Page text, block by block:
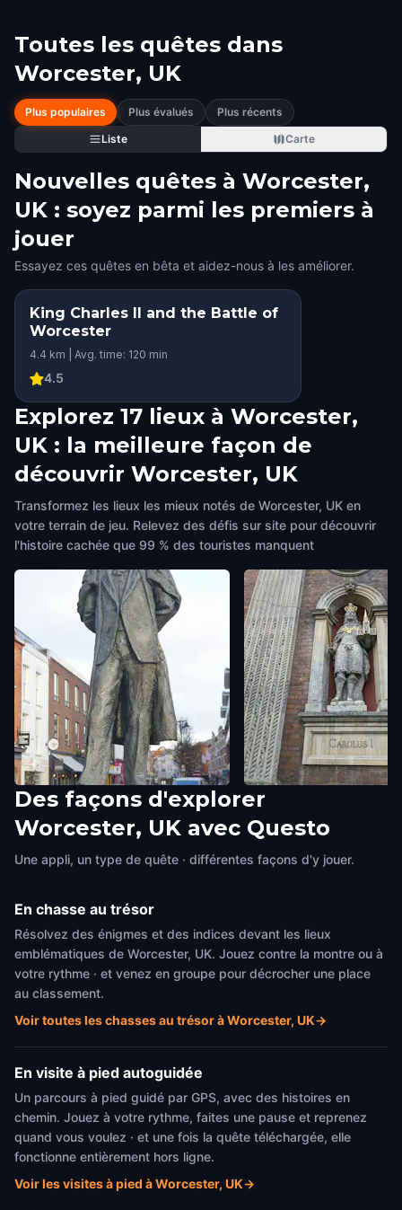
Toutes les quêtes dans
Worcester, UK
Plus populaires Plus évalués
Plus récents
Liste
Carte
Nouvelles quêtes à Worcester,
UK : soyez parmi les premiers à
jouer
Essayez ces quêtes en bêta et aidez-nous à les améliorer.
King Charles II and the Battle of
Worcester
4.4 km | Avg. time: 120 min
4.5
Explorez 17 lieux à Worcester,
UK : la meilleure façon de
découvrir Worcester, UK
Transformez les lieux les mieux notés de Worcester, UK en
votre terrain de jeu. Relevez des défis sur site pour découvrir
l'histoire cachée que 99 % des touristes manquent
Sir Edward Elgar statue,
Cathedral Square
United Kingdom
Guildhall
Worcester, UK,
Des façons d'explorer
Worcester, UK avec Questo
Une appli, un type de quête · différentes façons d'y jouer.
En chasse au trésor
Résolvez des énigmes et des indices devant les lieux
emblématiques de Worcester, UK. Jouez contre la montre ou à
votre rythme · et venez en groupe pour décrocher une place
au classement.
Voir toutes les chasses au trésor à Worcester, UK→
En visite à pied autoguidée
Un parcours à pied guidé par GPS, avec des histoires en
chemin. Jouez à votre rythme, faites une pause et reprenez
quand vous voulez · et une fois la quête téléchargée, elle
fonctionne entièrement hors ligne.
Voir les visites à pied à Worcester, UK→